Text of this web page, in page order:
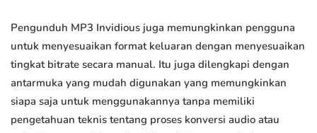
Pengunduh MP3 Invidious juga memungkinkan pengguna
untuk menyesuaikan format keluaran dengan menyesuaikan
tingkat bitrate secara manual. Itu juga dilengkapi dengan
antarmuka yang mudah digunakan yang memungkinkan
siapa saja untuk menggunakannya tanpa memiliki
pengetahuan teknis tentang proses konversi audio atau